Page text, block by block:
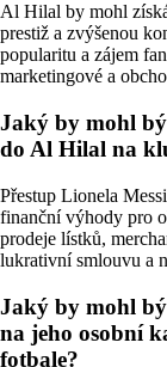
Al Hilal by mohl
prestiž a zvýšenou
popularitu a zájem
marketingové a
Jaký by mohl
do Al Hilal na
Přestup Lionela
finanční výhody pro
prodeje lístků,
lukrativní smlouvu a
Jaký by mohl
na jeho osobní
fotbale?